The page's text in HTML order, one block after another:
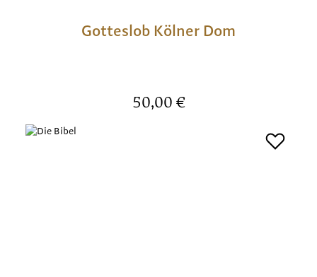
Gotteslob Kölner Dom
Regulärer Preis:
50,00 €